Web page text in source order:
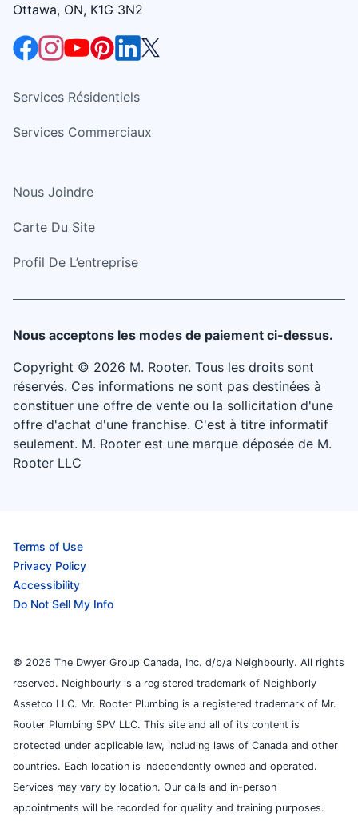
Ottawa, ON, K1G 3N2
Services Résidentiels
Services Commerciaux
Nous Joindre
Carte Du Site
Profil De L’entreprise
Nous acceptons les modes de paiement ci-dessus.
Copyright © 2026 M. Rooter. Tous les droits sont
réservés. Ces informations ne sont pas destinées à
constituer une offre de vente ou la sollicitation d'une
offre d'achat d'une franchise. C'est à titre informatif
seulement. M. Rooter est une marque déposée de M.
Rooter LLC
Terms of Use
Privacy Policy
Accessibility
Do Not Sell My Info
© 2026 The Dwyer Group Canada, Inc. d/b/a Neighbourly. All rights
reserved. Neighbourly is a registered trademark of Neighborly
Assetco LLC. Mr. Rooter Plumbing is a registered trademark of Mr.
Rooter Plumbing SPV LLC. This site and all of its content is
protected under applicable law, including laws of Canada and other
countries. Each location is independently owned and operated.
Services may vary by location. Our calls and in-person
appointments will be recorded for quality and training purposes.